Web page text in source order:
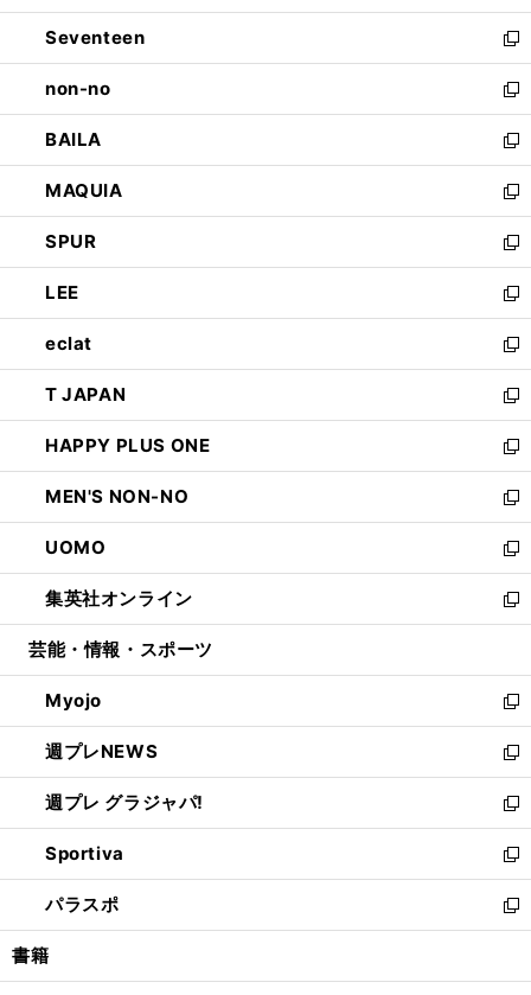
開
く
ウ
で
開
く
ン
ド
ウ
で
開
く
Seventeen
新
し
い
ウ
ィ
ン
ド
ウ
で
開
く
non-no
新
し
い
ウ
ィ
ン
ド
ウ
で
開
く
BAILA
新
し
い
ウ
ィ
ン
ド
ウ
で
開
く
MAQUIA
新
し
い
ウ
ィ
ン
ド
ウ
で
開
く
SPUR
新
し
い
ウ
ィ
ン
ド
ウ
で
開
く
LEE
新
し
い
ウ
ィ
ン
ド
ウ
で
開
く
eclat
新
し
い
ウ
ィ
ン
ド
ウ
で
開
く
T JAPAN
新
し
い
ウ
ィ
ン
ド
ウ
で
開
HAPPY PLUS ONE
新
し
い
ウ
ィ
ン
ド
ウ
開
く
MEN'S NON-NO
新
し
い
ウ
ィ
ン
ウ
で
開
く
UOMO
新
し
い
ウ
ン
ド
ウ
で
開
く
集英社オンライン
新
し
ウ
ィ
ン
ド
ウ
で
開
く
芸能・情報・スポーツ
Myojo
新
し
い
ウ
ィ
ン
ド
ウ
で
開
週プレNEWS
新
し
い
ウ
ィ
ン
ド
ウ
開
週プレ グラジャパ!
新
し
い
ウ
ィ
ン
ウ
Sportiva
新
し
い
ウ
ン
パラスポ
新
し
ウ
書籍